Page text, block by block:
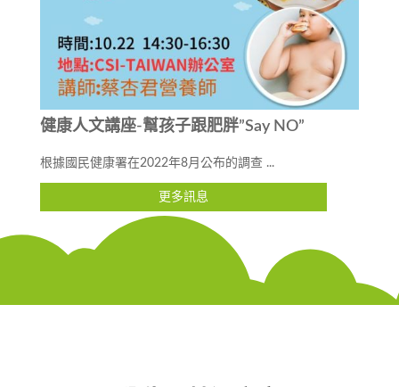
健康人文講座-幫孩子跟肥胖”Say NO”
根據國民健康署在2022年8月公布的調查 ...
更多訊息